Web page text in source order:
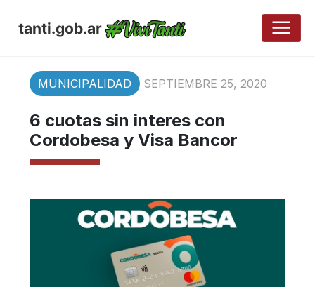
tanti.gob.ar
MUNICIPALIDAD SEPTIEMBRE 25, 2020
6 cuotas sin interes con
Cordobesa y Visa Bancor